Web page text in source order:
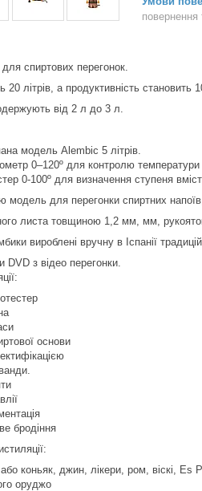
повернення
спиртових перегонок.
20 літрів, а продуктивність становить
від 2 л до 3 л.
модель Alembic 5 літрів.
0–120º для контролю температури
0-100º для визначення ступеня
для перегонки спиртних
листа товщиною 1,2 мм, мм,
вироблені вручну в Іспанії
DVD з відео перегонки.
основи
бродіння
коньяк, джин, лікери, ром, віскі, Es
оруджо